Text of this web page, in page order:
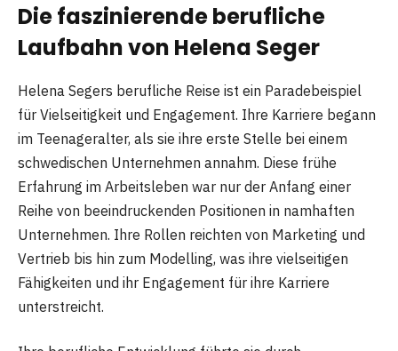
Die faszinierende berufliche
Laufbahn von Helena Seger
Helena Segers berufliche Reise ist ein Paradebeispiel
für Vielseitigkeit und Engagement. Ihre Karriere begann
im Teenageralter, als sie ihre erste Stelle bei einem
schwedischen Unternehmen annahm. Diese frühe
Erfahrung im Arbeitsleben war nur der Anfang einer
Reihe von beeindruckenden Positionen in namhaften
Unternehmen. Ihre Rollen reichten von Marketing und
Vertrieb bis hin zum Modelling, was ihre vielseitigen
Fähigkeiten und ihr Engagement für ihre Karriere
unterstreicht.